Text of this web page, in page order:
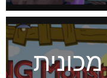
מכונית